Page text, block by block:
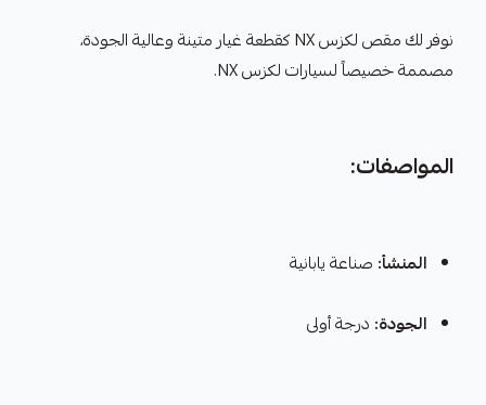
نوفر لك مقص لكزس NX كقطعة غيار متينة وعالية الجودة،
مصممة خصيصاً لسيارات لكزس NX.
المواصفات:
المنشأ: صناعة يابانية
الجودة: درجة أولى